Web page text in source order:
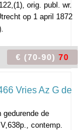
orig. publ. wr.
op 1 april 1872
€ (70-90) 70
gedurende de
contemp.